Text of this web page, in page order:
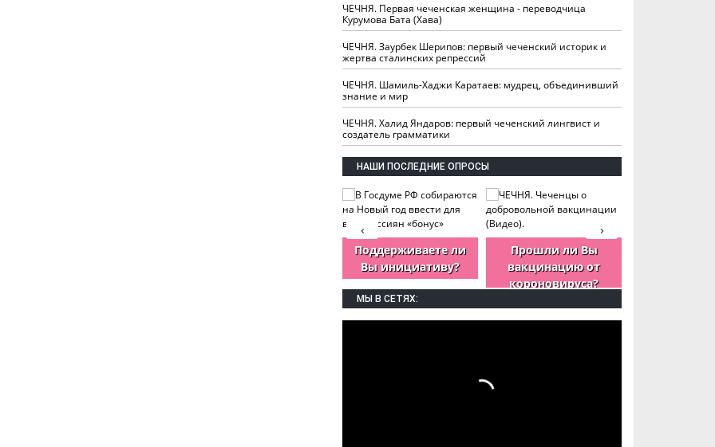
ЧЕЧНЯ. Первая чеченская женщина - переводчица
Курумова Бата (Хава)
ЧЕЧНЯ. Заурбек Шерипов: первый чеченский историк и
жертва сталинских репрессий
ЧЕЧНЯ. Шамиль-Хаджи Каратаев: мудрец, объединивший
знание и мир
ЧЕЧНЯ. Халид Яндаров: первый чеченский лингвист и
создатель грамматики
НАШИ ПОСЛЕДНИЕ ОПРОСЫ
Поддерживаете ли
Вы инициативу?
Прошли ли Вы
вакцинацию от
короновируса?
›
‹
МЫ В СЕТЯХ: